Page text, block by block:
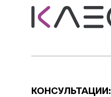
КОНСУЛЬТАЦИИ: